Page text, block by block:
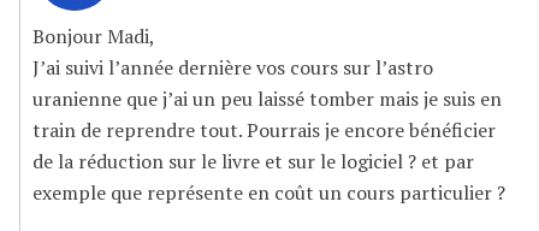
Bonjour Madi,
J’ai suivi l’année dernière vos cours sur l’astro
uranienne que j’ai un peu laissé tomber mais je suis en
train de reprendre tout. Pourrais je encore bénéficier
de la réduction sur le livre et sur le logiciel ? et par
exemple que représente en coût un cours particulier ?